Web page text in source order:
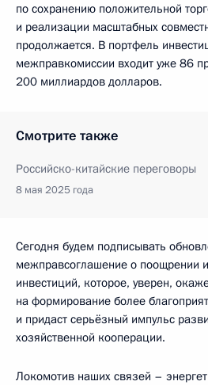
по сохранению положительной
и реализации масштабных
продолжается. В портфель
межправкомиссии входит уже 86
200 миллиардов долларов.
Смотрите также
Российско-китайские переговоры
8 мая 2025 года
Сегодня будем подписывать
межправсоглашение о поощрении
инвестиций, которое, уверен,
на формирование более
и придаст серьёзный импульс
хозяйственной кооперации.
Локомотив наших связей –